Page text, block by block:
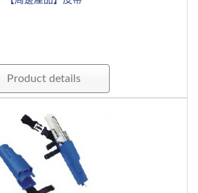
Product details